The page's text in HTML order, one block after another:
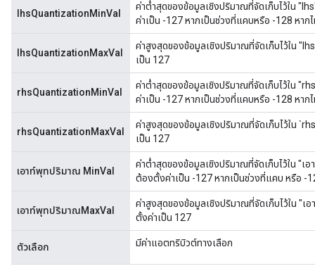
lhsQuantizationMinVal
ค่าต่ำสุดของข้อมูลเชิงปริมาณที่จัดเก็บไว้ใน
ค่าเป็น -127 หากเป็นช่วงที่แคบหรือ -128 หากไ
lhsQuantizationMaxVal
ค่าสูงสุดของข้อมูลเชิงปริมาณที่จัดเก็บไว้ใน
เป็น 127
rhsQuantizationMinVal
ค่าต่ำสุดของข้อมูลเชิงปริมาณที่จัดเก็บไว้ใน
ค่าเป็น -127 หากเป็นช่วงที่แคบหรือ -128 หากไ
rhsQuantizationMaxVal
ค่าสูงสุดของข้อมูลเชิงปริมาณที่จัดเก็บไว้ใน
เป็น 127
เอาท์พุทปริมาณ MinVal
ค่าต่ำสุดของข้อมูลเชิงปริมาณที่จัดเก็บไว้ใน "เ
ต้องตั้งค่าเป็น -127 หากเป็นช่วงที่แคบ หรือ -
เอาท์พุทปริมาณMaxVal
ค่าสูงสุดของข้อมูลเชิงปริมาณที่จัดเก็บไว้ใน "เ
ตั้งค่าเป็น 127
ตัวเลือก มีค่าแอตทริบิวต์ทางเลือก